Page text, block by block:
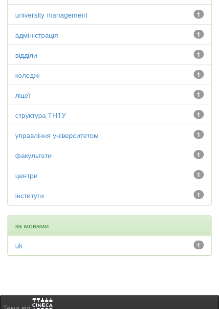
1
university management
1
адміністрація
1
відділи
1
коледжі
1
ліцеї
1
структура ТНТУ
1
управління університетом
1
факультети
1
центри
1
інститути
за мовами
1
uk